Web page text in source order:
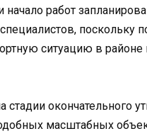
работ
поскольку
ситуацию в
стадии окончательного
масштабных